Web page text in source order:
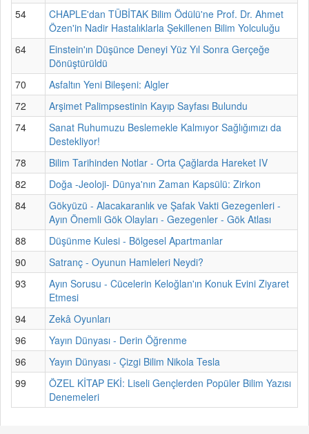
54
CHAPLE'dan TÜBİTAK Bilim Ödülü'ne Prof. Dr. Ahmet
Özen'in Nadir Hastalıklarla Şekillenen Bilim Yolculuğu
64
Einstein'ın Düşünce Deneyi Yüz Yıl Sonra Gerçeğe
Dönüştürüldü
70
Asfaltın Yeni Bileşeni: Algler
72
Arşimet Palimpsestinin Kayıp Sayfası Bulundu
74
Sanat Ruhumuzu Beslemekle Kalmıyor Sağlığımızı da
Destekliyor!
78
Bilim Tarihinden Notlar - Orta Çağlarda Hareket IV
82
Doğa -Jeoloji- Dünya'nın Zaman Kapsülü: Zirkon
84
Gökyüzü - Alacakaranlık ve Şafak Vakti Gezegenleri -
Ayın Önemli Gök Olayları - Gezegenler - Gök Atlası
88
Düşünme Kulesi - Bölgesel Apartmanlar
90
Satranç - Oyunun Hamleleri Neydi?
93
Ayın Sorusu - Cücelerin Keloğlan'ın Konuk Evini Ziyaret
Etmesi
94
Zekâ Oyunları
96
Yayın Dünyası - Derin Öğrenme
96
Yayın Dünyası - Çizgi Bilim Nikola Tesla
99
ÖZEL KİTAP EKİ: Liseli Gençlerden Popüler Bilim Yazısı
Denemeleri